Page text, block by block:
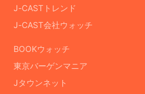
J-CASTトレンド
J-CAST会社ウォッチ
BOOKウォッチ
東京バーゲンマニア
Jタウンネット